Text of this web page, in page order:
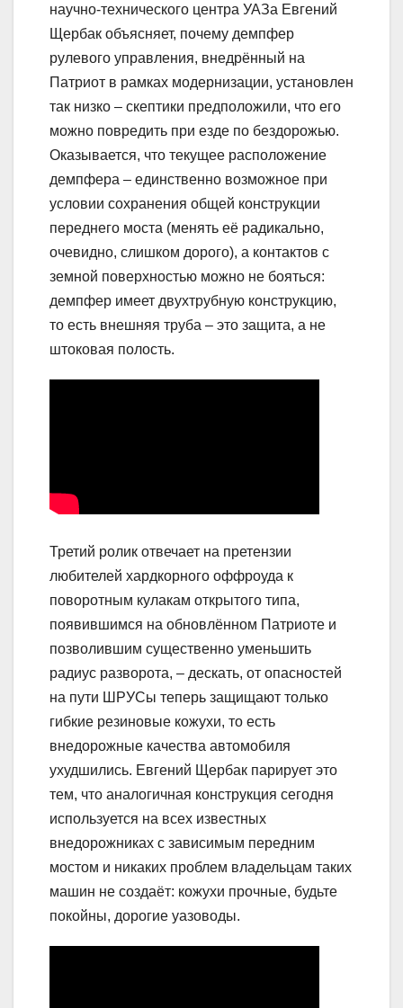
научно-технического центра УАЗа Евгений
Щербак объясняет, почему демпфер
рулевого управления, внедрённый на
Патриот в рамках модернизации, установлен
так низко – скептики предположили, что его
можно повредить при езде по бездорожью.
Оказывается, что текущее расположение
демпфера – единственно возможное при
условии сохранения общей конструкции
переднего моста (менять её радикально,
очевидно, слишком дорого), а контактов с
земной поверхностью можно не бояться:
демпфер имеет двухтрубную конструкцию,
то есть внешняя труба – это защита, а не
штоковая полость.
Третий ролик отвечает на претензии
любителей хардкорного оффроуда к
поворотным кулакам открытого типа,
появившимся на обновлённом Патриоте и
позволившим существенно уменьшить
радиус разворота, – дескать, от опасностей
на пути ШРУСы теперь защищают только
гибкие резиновые кожухи, то есть
внедорожные качества автомобиля
ухудшились. Евгений Щербак парирует это
тем, что аналогичная конструкция сегодня
используется на всех известных
внедорожниках с зависимым передним
мостом и никаких проблем владельцам таких
машин не создаёт: кожухи прочные, будьте
покойны, дорогие уазоводы.